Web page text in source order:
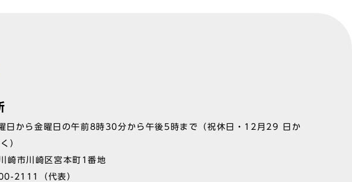
日から金曜日の午前8時30分から午後5時まで（祝休日・12月29 日か
）
崎市川崎区宮本町1番地
2111 （代表）